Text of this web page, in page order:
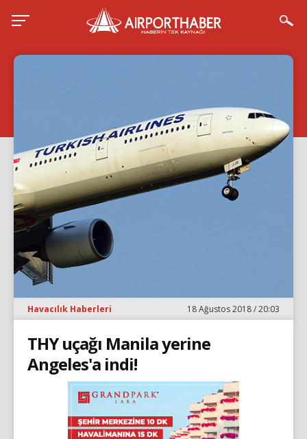
Havacılık Haberleri 18 Ağustos 2018 / 20:03
THY uçağı Manila yerine
Angeles'a indi!